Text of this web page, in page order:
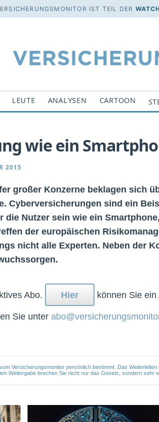
IST TEIL DER
LEUTE ANALYSEN CARTOON
wie ein
2015
großer Konzerne beklagen sich
Cyberversicherungen sind ein
die Nutzer sein wie ein
der europäischen
nicht alle Experten. Neben der
Abo.
Hier können Sie
Sie unter
Versicherungsmonitor persönlich bestimmt. Das
Weitergabe brechen Sie nicht nur das Gesetz, sondern sehr